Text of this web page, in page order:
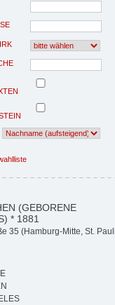
(GEBORENE
* 1881
35 (Hamburg-Mitte, St.